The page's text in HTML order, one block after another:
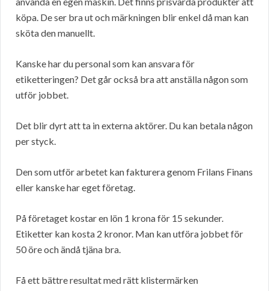
köpa. De ser bra ut och märkningen blir enkel då man kan
sköta den manuellt.
Kanske har du personal som kan ansvara för
etiketteringen? Det går också bra att anställa någon som
utför jobbet.
Det blir dyrt att ta in externa aktörer. Du kan betala någon
per styck.
Den som utför arbetet kan fakturera genom Frilans Finans
eller kanske har eget företag.
På företaget kostar en lön 1 krona för 15 sekunder.
Etiketter kan kosta 2 kronor. Man kan utföra jobbet för
50 öre och ändå tjäna bra.
Få ett bättre resultat med rätt klistermärken